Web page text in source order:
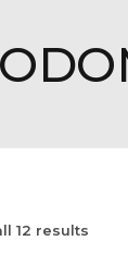
12 results